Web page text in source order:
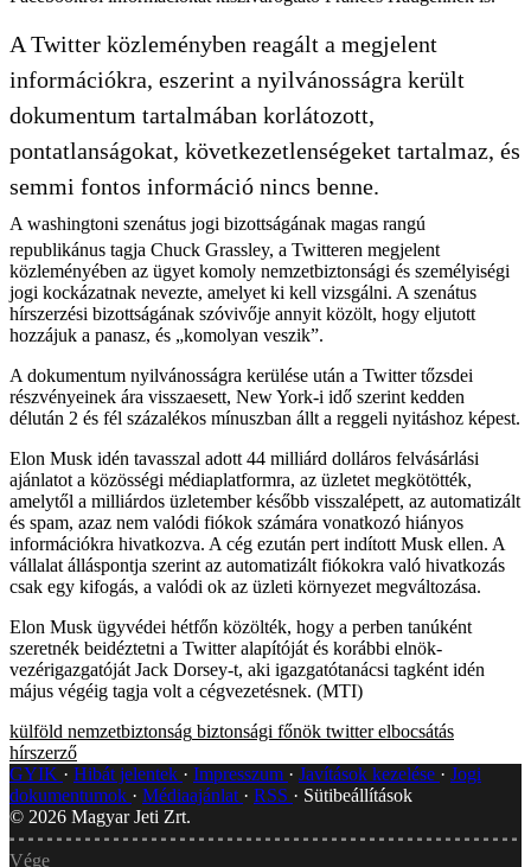
A Twitter közleményben reagált a megjelent
információkra, eszerint a nyilvánosságra került
dokumentum tartalmában korlátozott,
pontatlanságokat, következetlenségeket tartalmaz, és
semmi fontos információ nincs benne.
A washingtoni szenátus jogi bizottságának magas rangú
republikánus tagja Chuck Grassley, a Twitteren megjelent
közleményében az ügyet komoly nemzetbiztonsági és személyiségi
jogi kockázatnak nevezte, amelyet ki kell vizsgálni. A szenátus
hírszerzési bizottságának szóvivője annyit közölt, hogy eljutott
hozzájuk a panasz, és „komolyan veszik”.
A dokumentum nyilvánosságra kerülése után a Twitter tőzsdei
részvényeinek ára visszaesett, New York-i idő szerint kedden
délután 2 és fél százalékos mínuszban állt a reggeli nyitáshoz képest.
Elon Musk idén tavasszal adott 44 milliárd dolláros felvásárlási
ajánlatot a közösségi médiaplatformra, az üzletet megkötötték,
amelytől a milliárdos üzletember később visszalépett, az automatizált
és spam, azaz nem valódi fiókok számára vonatkozó hiányos
információkra hivatkozva. A cég ezután pert indított Musk ellen. A
vállalat álláspontja szerint az automatizált fiókokra való hivatkozás
csak egy kifogás, a valódi ok az üzleti környezet megváltozása.
Elon Musk ügyvédei hétfőn közölték, hogy a perben tanúként
szeretnék beidéztetni a Twitter alapítóját és korábbi elnök-
vezérigazgatóját Jack Dorsey-t, aki igazgatótanácsi tagként idén
május végéig tagja volt a cégvezetésnek. (MTI)
külföld nemzetbiztonság biztonsági főnök twitter elbocsátás
hírszerző
GYIK
Hibát jelentek Impresszum Javítások kezelése
Jogi
dokumentumok
Médiaajánlat RSS
Sütibeállítások
© 2026 Magyar Jeti Zrt.
Vége